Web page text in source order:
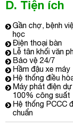
D. Tiện ích
Gần chợ, bệnh
học
Điện thoại bàn
Lễ tân khối văn
Bảo vệ 24/7
Hầm đậu xe máy
Hệ thống điều
Máy phát điện
100% công suất
Hệ thống PCCC
chuẩn